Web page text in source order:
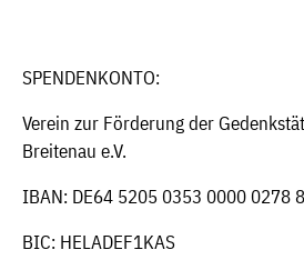
SPENDENKONTO:
Verein zur Förderung der
Breitenau e.V.
IBAN: DE64 5205 0353 0000 0278
BIC: HELADEF1KAS